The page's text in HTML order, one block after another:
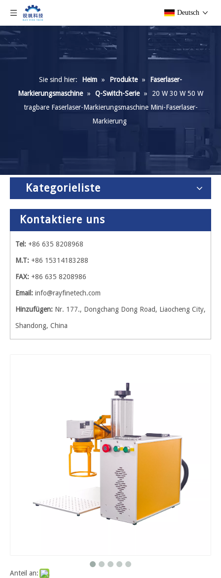
Deutsch
Sie sind hier: Heim » Produkte »
Faserlaser-
Markierungsmaschine » Q-Switch-Serie »
20 W 30 W 50 W
tragbare Faserlaser-Markierungsmaschine Mini-Faserlaser-
Markierung
Kategorieliste
Kontaktiere uns
Tel: +86 635 8208968
M.T: +86 15314183288
FAX: +86 635 8208986
Email: info@rayfinetech.com
Hinzufügen: Nr. 177., Dongchang Dong Road, Liaocheng City,
Shandong, China
Anteil an: